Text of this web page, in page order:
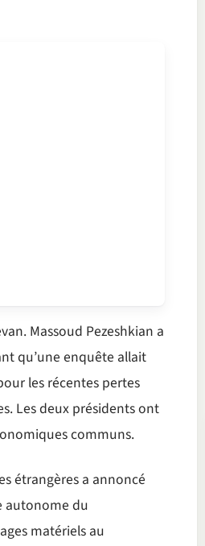
Massoud Pezeshkian a
qu’une enquête allait
les récentes pertes
Les deux présidents ont
communs.
étrangères a annoncé
autonome du
matériels au